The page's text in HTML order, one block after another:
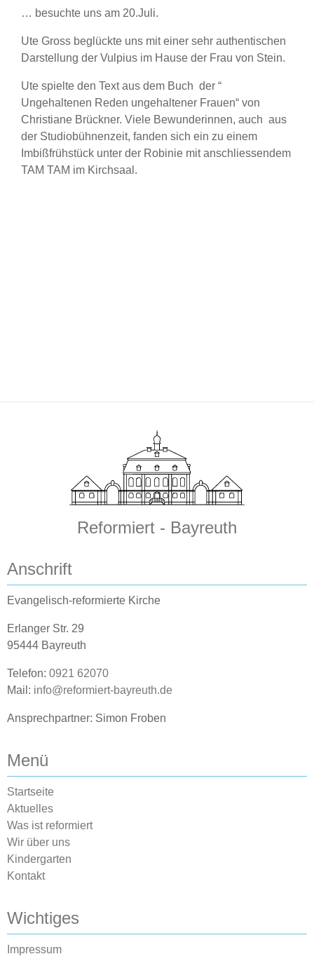
… besuchte uns am 20.Juli.
Ute Gross beglückte uns mit einer sehr authentischen
Darstellung der Vulpius im Hause der Frau von Stein.
Ute spielte den Text aus dem Buch der “
Ungehaltenen Reden ungehaltener Frauen“ von
Christiane Brückner. Viele Bewunderinnen, auch aus
der Studiobühnenzeit, fanden sich ein zu einem
Imbißfrühstück unter der Robinie mit anschliessendem
TAM TAM im Kirchsaal.
Reformiert - Bayreuth
Anschrift
Evangelisch-reformierte Kirche
Erlanger Str. 29
95444 Bayreuth
Telefon: 0921 62070
Mail: info@reformiert-bayreuth.de
Ansprechpartner: Simon Froben
Menü
Startseite
Aktuelles
Was ist reformiert
Wir über uns
Kindergarten
Kontakt
Wichtiges
Impressum